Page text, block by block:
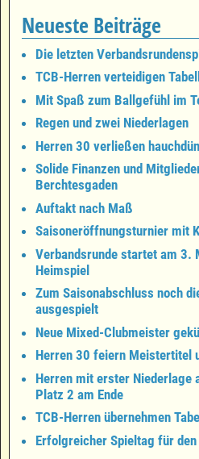
Neueste Beiträge
Die letzten
TCB-Herren verteidigen
Mit Spaß zum Ballgefühl im
Regen und zwei Niederlagen
Herren 30 verließen
Solide Finanzen und
Berchtesgaden
Auftakt nach Maß
Saisoneröffnungsturnier mit
Verbandsrunde startet am 3.
Heimspiel
Zum Saisonabschluss noch
ausgespielt
Neue Mixed-Clubmeister
Herren 30 feiern Meistertitel
Herren mit erster Niederlage
Platz 2 am Ende
TCB-Herren übernehmen
Erfolgreicher Spieltag für